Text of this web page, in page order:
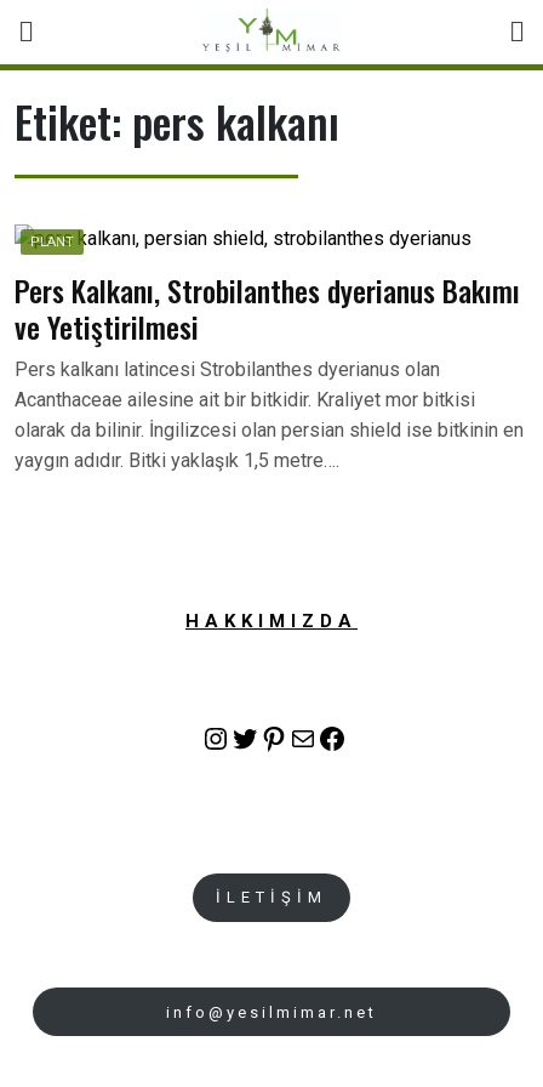
content
Etiket: pers kalkanı
PLANT
Pers Kalkanı, Strobilanthes dyerianus Bakımı
ve Yetiştirilmesi
Pers kalkanı latincesi Strobilanthes dyerianus olan
Acanthaceae ailesine ait bir bitkidir. Kraliyet mor bitkisi
olarak da bilinir. İngilizcesi olan persian shield ise bitkinin en
yaygın adıdır. Bitki yaklaşık 1,5 metre….
HAKKIMIZDA
Instagram
Twitter
Pinterest
E-postaFacebook
İLETİŞİM
info@yesilmimar.net